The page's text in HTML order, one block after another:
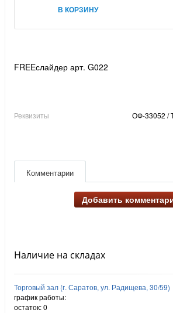
В КОРЗИНУ
FREEслайдер арт. G022
Реквизиты ОФ-33052 /
Комментарии
Добавить
Наличие на складах
Торговый зал (г. Саратов, ул. Радищева, 30/59)
график работы:
остаток:0